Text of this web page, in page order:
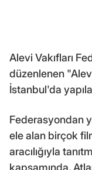
Alevi Vakıfları
düzenlenen
İstanbul'da
Federasyondan
ele alan birçok
aracılığıyla
kapsamında,